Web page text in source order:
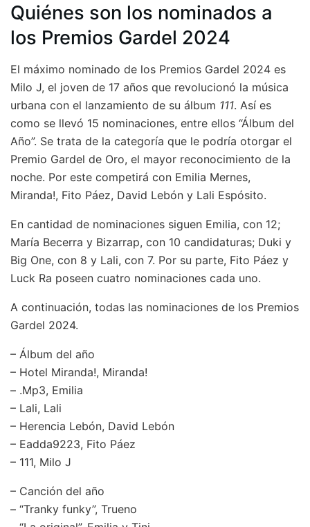
Quiénes son los nominados a
los Premios Gardel 2024
El máximo nominado de los Premios Gardel 2024 es
Milo J, el joven de 17 años que revolucionó la música
urbana con el lanzamiento de su álbum 111. Así es
como se llevó 15 nominaciones, entre ellos “Álbum del
Año”. Se trata de la categoría que le podría otorgar el
Premio Gardel de Oro, el mayor reconocimiento de la
noche. Por este competirá con Emilia Mernes,
Miranda!, Fito Páez, David Lebón y Lali Espósito.
En cantidad de nominaciones siguen Emilia, con 12;
María Becerra y Bizarrap, con 10 candidaturas; Duki y
Big One, con 8 y Lali, con 7. Por su parte, Fito Páez y
Luck Ra poseen cuatro nominaciones cada uno.
A continuación, todas las nominaciones de los Premios
Gardel 2024.
– Álbum del año
– Hotel Miranda!, Miranda!
– .Mp3, Emilia
– Lali, Lali
– Herencia Lebón, David Lebón
– Eadda9223, Fito Páez
– 111, Milo J
– Canción del año
– “Tranky funky”, Trueno